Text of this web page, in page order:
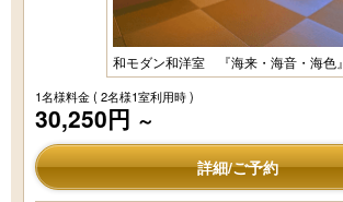
和モダン和洋室 『海来・海音・海色』
1名様料金( 2名様1室利用時 )
30,250円 ～
詳細/ご予約